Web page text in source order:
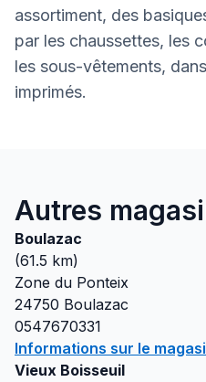
assortiment, des
par les chaussettes, les
les sous-vêtements,
imprimés.
Autres
Boulazac
(61.5 km)
Zone du Ponteix
24750 Boulazac
0547670331
Informations sur le
Vieux Boisseuil